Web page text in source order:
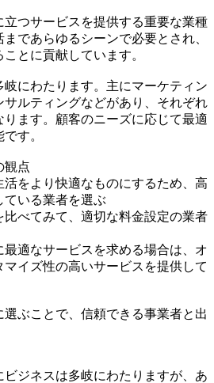
立つサービスを提供する重要な業種
であらゆるシーンで必要とされ、
とに貢献しています。
岐にわたります。主にマーケティン
ルティングなどがあり、それぞれ
ます。顧客のニーズに応じて最適
す。
観点
をより快適なものにするため、高
いる業者を選ぶ
べてみて、適切な料金設定の業者
最適なサービスを求める場合は、オ
イズ性の高いサービスを提供して
ぶことで、信頼できる事業者と出
ビジネスは多岐にわたりますが、あ